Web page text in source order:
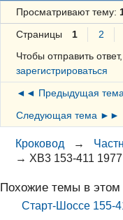
Просматривают тему:
Страницы 1 2
Чтобы отправить
зарегистрироваться
◄◄ Предыдущая
Следующая тема ►►
Кроковод →
→ XB3 153-411
Похожие темы в этом
Старт-Шоссе 155-